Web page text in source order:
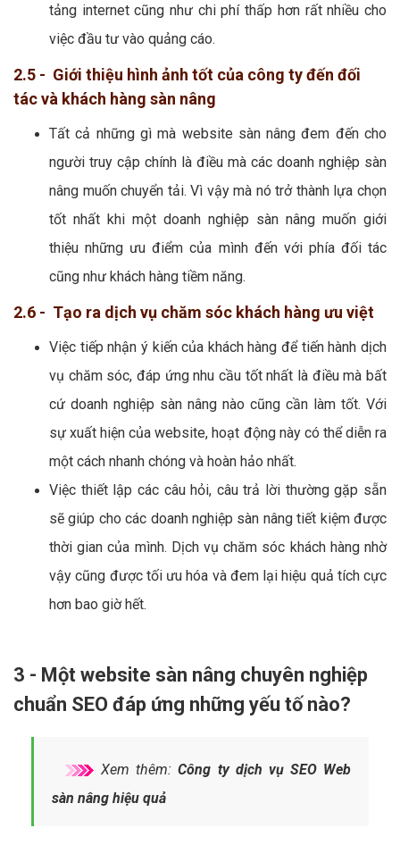
tảng internet cũng như chi phí thấp hơn rất nhiều cho
việc đầu tư vào quảng cáo.
2.5 - Giới thiệu hình ảnh tốt của công ty đến đối
tác và khách hàng sàn nâng
Tất cả những gì mà website sàn nâng đem đến cho
người truy cập chính là điều mà các doanh nghiệp sàn
nâng muốn chuyển tải. Vì vậy mà nó trở thành lựa chọn
tốt nhất khi một doanh nghiệp sàn nâng muốn giới
thiệu những ưu điểm của mình đến với phía đối tác
cũng như khách hàng tiềm năng.
2.6 - Tạo ra dịch vụ chăm sóc khách hàng ưu việt
Việc tiếp nhận ý kiến của khách hàng để tiến hành dịch
vụ chăm sóc, đáp ứng nhu cầu tốt nhất là điều mà bất
cứ doanh nghiệp sàn nâng nào cũng cần làm tốt. Với
sự xuất hiện của website, hoạt động này có thể diễn ra
một cách nhanh chóng và hoàn hảo nhất.
Việc thiết lập các câu hỏi, câu trả lời thường gặp sẵn
sẽ giúp cho các doanh nghiệp sàn nâng tiết kiệm được
thời gian của mình. Dịch vụ chăm sóc khách hàng nhờ
vậy cũng được tối ưu hóa và đem lại hiệu quả tích cực
hơn bao giờ hết.
3 - Một website sàn nâng chuyên nghiệp
chuẩn SEO đáp ứng những yếu tố nào?
Xem thêm:Công ty dịch vụ SEO Web
sàn nâng hiệu quả